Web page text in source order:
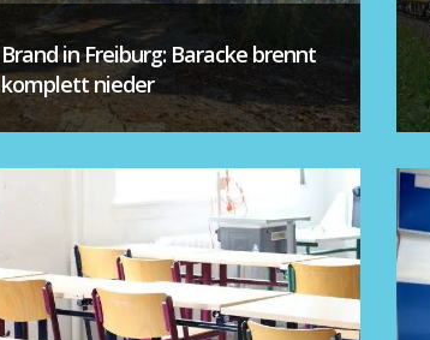
Brand in Freiburg: Baracke brennt
komplett nieder